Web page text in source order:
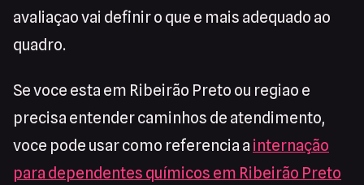
avaliaçao vai definir o que e mais adequado ao
quadro.
Se voce esta em Ribeirão Preto ou regiao e
precisa entender caminhos de atendimento,
voce pode usar como referencia a internação
para dependentes químicos em Ribeirão Preto